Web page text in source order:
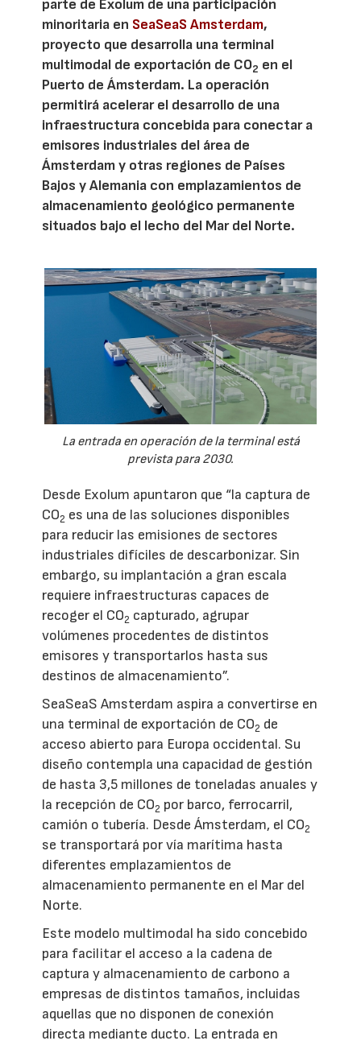
parte de Exolum de una participación
minoritaria en SeaSeaS Amsterdam,
proyecto que desarrolla una terminal
multimodal de exportación de CO2 en el
Puerto de Ámsterdam. La operación
permitirá acelerar el desarrollo de una
infraestructura concebida para conectar a
emisores industriales del área de
Ámsterdam y otras regiones de Países
Bajos y Alemania con emplazamientos de
almacenamiento geológico permanente
situados bajo el lecho del Mar del Norte.
La entrada en operación de la terminal está
prevista para 2030.
Desde Exolum apuntaron que “la captura de
CO2 es una de las soluciones disponibles
para reducir las emisiones de sectores
industriales difíciles de descarbonizar. Sin
embargo, su implantación a gran escala
requiere infraestructuras capaces de
recoger el CO2 capturado, agrupar
volúmenes procedentes de distintos
emisores y transportarlos hasta sus
destinos de almacenamiento”.
SeaSeaS Amsterdam aspira a convertirse en
una terminal de exportación de CO2 de
acceso abierto para Europa occidental. Su
diseño contempla una capacidad de gestión
de hasta 3,5 millones de toneladas anuales y
la recepción de CO2 por barco, ferrocarril,
camión o tubería. Desde Ámsterdam, el CO2
se transportará por vía marítima hasta
diferentes emplazamientos de
almacenamiento permanente en el Mar del
Norte.
Este modelo multimodal ha sido concebido
para facilitar el acceso a la cadena de
captura y almacenamiento de carbono a
empresas de distintos tamaños, incluidas
aquellas que no disponen de conexión
directa mediante ducto. La entrada en